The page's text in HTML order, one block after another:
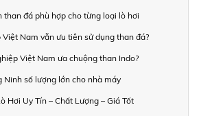
than đá phù hợp cho từng loại lò hơi
Nam vẫn ưu tiên sử dụng than đá?
Việt Nam ưa chuộng than Indo?
Ninh số lượng lớn cho nhà máy
Hơi Uy Tín – Chất Lượng – Giá Tốt